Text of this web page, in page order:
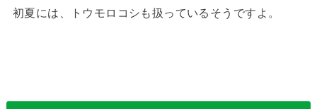
初夏には、トウモロコシも扱っているそうですよ。